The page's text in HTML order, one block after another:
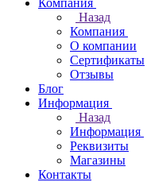
Компания
Назад
Компания
О компании
Сертификаты
Отзывы
Блог
Информация
Назад
Информация
Реквизиты
Магазины
Контакты